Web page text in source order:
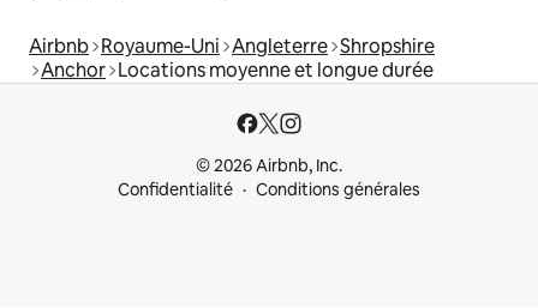
Airbnb Royaume-Uni Angleterre Shropshire
Anchor Locations moyenne et longue durée
© 2026 Airbnb, Inc.
Confidentialité
Conditions générales